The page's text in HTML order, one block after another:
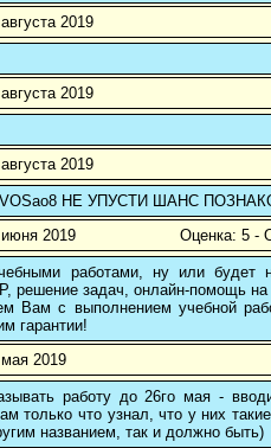
2019
2019
2019
НЕ УПУСТИ ШАНС
2019 Оценка: 5 -
работами, ну или будет
решение задач, онлайн-помощь
Вам с выполнением учебной
гарантии!
2019
работу до 26го мая -
только что узнал, что у них
названием, так и должно быть)